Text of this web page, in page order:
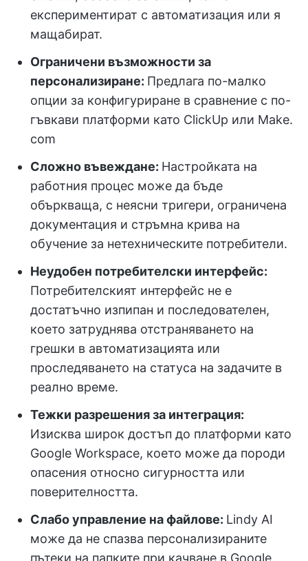
експериментират с автоматизация или я
мащабират.
Ограничени възможности за
персонализиране: Предлага по-малко
опции за конфигуриране в сравнение с по-
гъвкави платформи като ClickUp или Make.
com
Сложно въвеждане: Настройката на
работния процес може да бъде
объркваща, с неясни тригери, ограничена
документация и стръмна крива на
обучение за нетехническите потребители.
Неудобен потребителски интерфейс:
Потребителският интерфейс не е
достатъчно изпипан и последователен,
което затруднява отстраняването на
грешки в автоматизацията или
проследяването на статуса на задачите в
реално време.
Тежки разрешения за интеграция:
Изисква широк достъп до платформи като
Google Workspace, което може да породи
опасения относно сигурността или
поверителността.
Слабо управление на файлове: Lindy AI
може да не спазва персонализираните
пътеки на папките при качване в Google